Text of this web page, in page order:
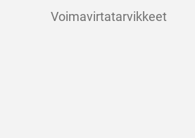
Voimavirtatarvikkeet